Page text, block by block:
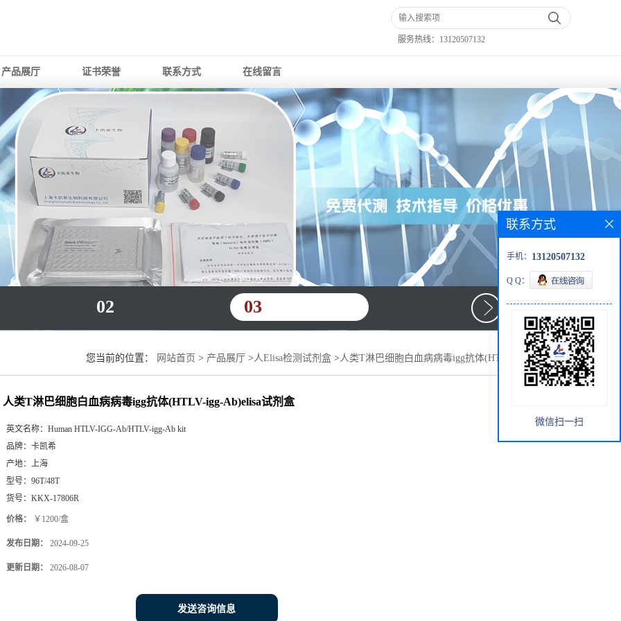
服务热线： 13120507132
产品展厅 证书荣誉 联系方式 在线留言
02 03
您当前的位置： 网站首页 > 产品展厅 >人Elisa检测试剂盒 >人类T淋巴细胞白血病病毒igg抗体(HTLV-igg-Ab)elisa
人类T淋巴细胞白血病病毒igg抗体(HTLV-igg-Ab)elisa试剂盒
英文名称： Human HTLV-IGG-Ab/HTLV-igg-Ab kit
品牌： 卡凯希
产地： 上海
型号： 96T/48T
货号： KKX-17806R
价格： ￥1200/盒
发布日期： 2024-09-25
更新日期： 2026-08-07
发送咨询信息
联系方式
手机： 13120507132
Q Q：
微信扫一扫